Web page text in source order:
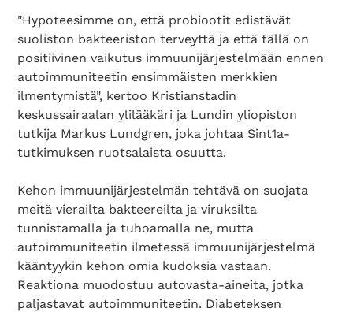
"Hypoteesimme on, että probiootit edistävät
suoliston bakteeriston terveyttä ja että tällä on
positiivinen vaikutus immuunijärjestelmään ennen
autoimmuniteetin ensimmäisten merkkien
ilmentymistä", kertoo Kristianstadin
keskussairaalan ylilääkäri ja Lundin yliopiston
tutkija Markus Lundgren, joka johtaa Sint1a-
tutkimuksen ruotsalaista osuutta.
Kehon immuunijärjestelmän tehtävä on suojata
meitä vierailta bakteereilta ja viruksilta
tunnistamalla ja tuhoamalla ne, mutta
autoimmuniteetin ilmetessä immuunijärjestelmä
kääntyykin kehon omia kudoksia vastaan.
Reaktiona muodostuu autovasta-aineita, jotka
paljastavat autoimmuniteetin. Diabeteksen